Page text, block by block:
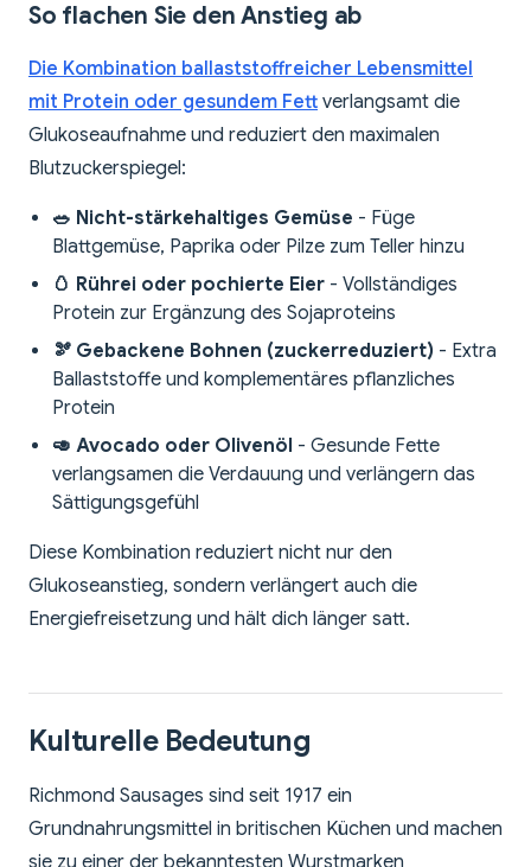
So flachen Sie den Anstieg ab
Die Kombination ballaststoffreicher Lebensmittel
mit Protein oder gesundem Fett verlangsamt die
Glukoseaufnahme und reduziert den maximalen
Blutzuckerspiegel:
🥗 Nicht-stärkehaltiges Gemüse - Füge
Blattgemüse, Paprika oder Pilze zum Teller hinzu
🥚 Rührei oder pochierte Eier - Vollständiges
Protein zur Ergänzung des Sojaproteins
🫘 Gebackene Bohnen (zuckerreduziert) - Extra
Ballaststoffe und komplementäres pflanzliches
Protein
🥑 Avocado oder Olivenöl - Gesunde Fette
verlangsamen die Verdauung und verlängern das
Sättigungsgefühl
Diese Kombination reduziert nicht nur den
Glukoseanstieg, sondern verlängert auch die
Energiefreisetzung und hält dich länger satt.
Kulturelle Bedeutung
Richmond Sausages sind seit 1917 ein
Grundnahrungsmittel in britischen Küchen und machen